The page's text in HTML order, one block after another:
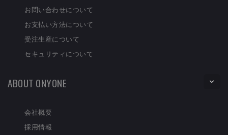
お問い合わせについて
お支払い方法について
受注生産について
セキュリティについて
ABOUT ONYONE
会社概要
採用情報